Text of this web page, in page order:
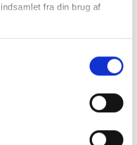
fra din brug af
data
der visualiserer
samlet overblik. Brug det
I står, sammenligne
værdi.